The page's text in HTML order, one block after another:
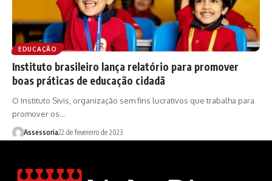
EDUCAÇÃO
Instituto brasileiro lança relatório para promover
boas práticas de educação cidadã
O Instituto Sivis, organização sem fins lucrativos que trabalha para
promover os…
Assessoria22 de fevereiro de 2023